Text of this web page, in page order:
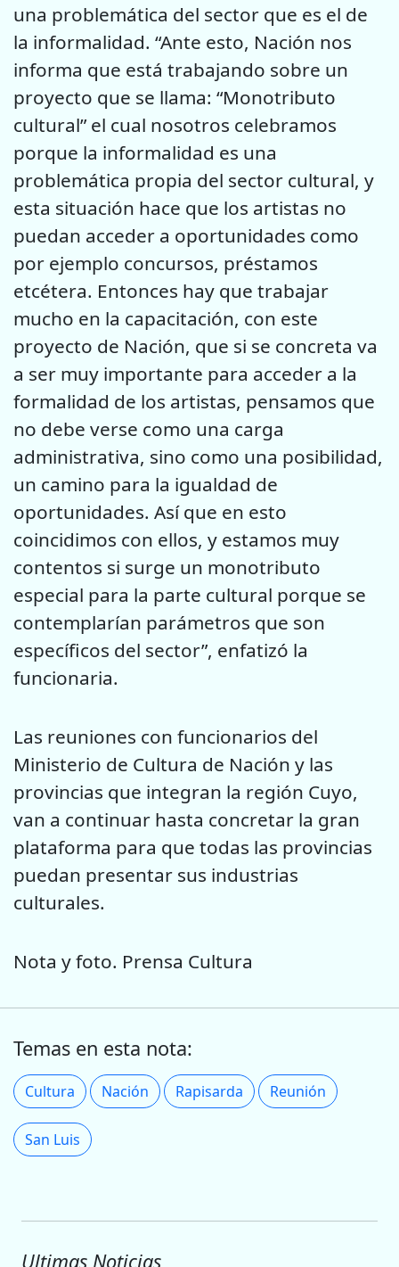
una problemática del sector que es el de
la informalidad. “Ante esto, Nación nos
informa que está trabajando sobre un
proyecto que se llama: “Monotributo
cultural” el cual nosotros celebramos
porque la informalidad es una
problemática propia del sector cultural, y
esta situación hace que los artistas no
puedan acceder a oportunidades como
por ejemplo concursos, préstamos
etcétera. Entonces hay que trabajar
mucho en la capacitación, con este
proyecto de Nación, que si se concreta va
a ser muy importante para acceder a la
formalidad de los artistas, pensamos que
no debe verse como una carga
administrativa, sino como una posibilidad,
un camino para la igualdad de
oportunidades. Así que en esto
coincidimos con ellos, y estamos muy
contentos si surge un monotributo
especial para la parte cultural porque se
contemplarían parámetros que son
específicos del sector”, enfatizó la
funcionaria.
Las reuniones con funcionarios del
Ministerio de Cultura de Nación y las
provincias que integran la región Cuyo,
van a continuar hasta concretar la gran
plataforma para que todas las provincias
puedan presentar sus industrias
culturales.
Nota y foto. Prensa Cultura
Temas en esta nota:
Cultura Nación Rapisarda Reunión
San Luis
Ultimas Noticias